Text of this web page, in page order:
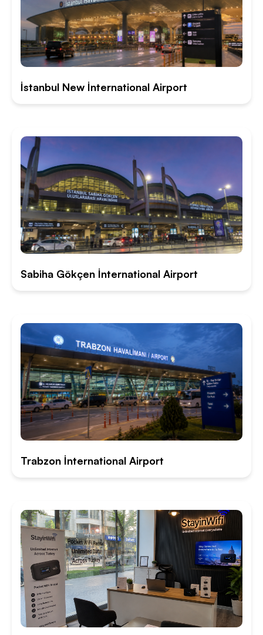
İstanbul New İnternational Airport
Sabiha Gökçen İnternational Airport
Trabzon İnternational Airport